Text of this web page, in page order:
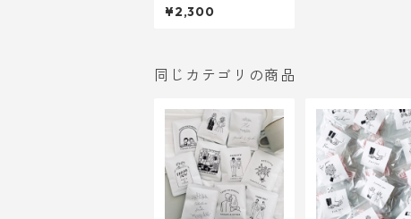
】 シンプル 15種類入
り ｜ 結婚式 ウェデ
¥2,300
同じカテゴリの商品